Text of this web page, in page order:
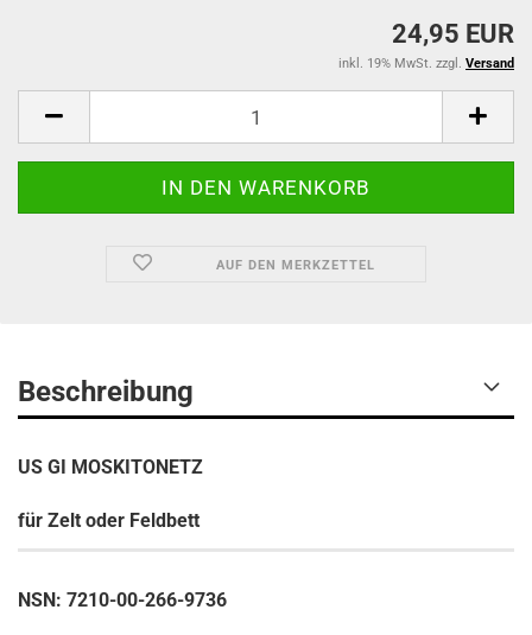
24,95 EUR
inkl. 19% MwSt. zzgl. Versand
AUF DEN MERKZETTEL
Beschreibung
US GI MOSKITONETZ
für Zelt oder Feldbett
NSN: 7210-00-266-9736